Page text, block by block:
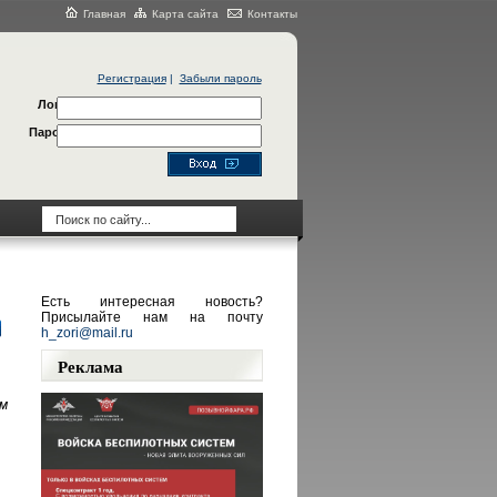
Главная Карта сайта Контакты
Регистрация| Забыли пароль
Логин
Пароль
Есть интересная новость?
Присылайте нам на почту
h_zori@mail.ru
Реклама